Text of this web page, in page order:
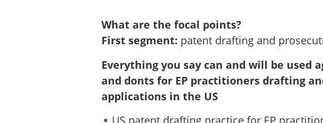
What are the focal points?
First segment: patent drafting and
Everything you say can and will be used
and donts for EP practitioners drafting
applications in the US
US patent draftingpractice for EP